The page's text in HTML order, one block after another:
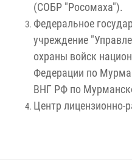
(СОБР "Росомаха").
Федеральное
учреждение
охраны войск
Федерации по
ВНГ РФ по
Центр лицензионно-